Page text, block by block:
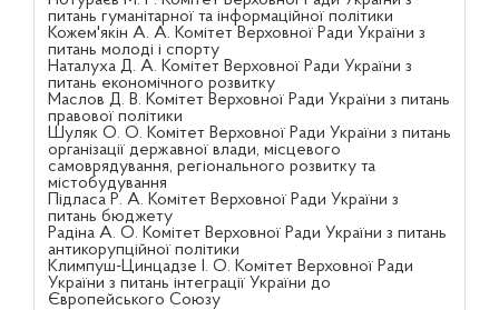
питань гуманітарної та інформаційної політики
Кожем'якін А. А. Комітет Верховної Ради України з
питань молоді і спорту
Наталуха Д. А. Комітет Верховної Ради України з
питань економічного розвитку
Маслов Д. В. Комітет Верховної Ради України з питань
правової політики
Шуляк О. О. Комітет Верховної Ради України з питань
організації державної влади, місцевого
самоврядування, регіонального розвитку та
містобудування
Підласа Р. А. Комітет Верховної Ради України з
питань бюджету
Радіна А. О. Комітет Верховної Ради України з питань
антикорупційної політики
Климпуш-Цинцадзе І. О. Комітет Верховної Ради
України з питань інтеграції України до
Європейського Союзу